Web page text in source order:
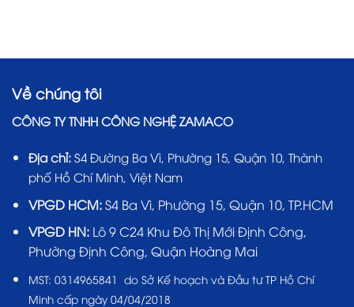
Về chúng tôi
CÔNG TY TNHH CÔNG NGHỆ ZAMACO
Địa chỉ: S4 Đường Ba Vì, Phường 15, Quận 10, Thành
phố Hồ Chí Minh, Việt Nam
VPGD HCM:S4 Ba Vì, Phường 15, Quận 10, TP.HCM
VPGD HN:Lô 9 C24 Khu Đô Thị Mới Định Công,
Phường Định Công, Quận Hoàng Mai
MST: 0314965841 do Sở Kế hoạch và Đầu tư TP Hồ Chí
Minh cấp ngày 04/04/2018